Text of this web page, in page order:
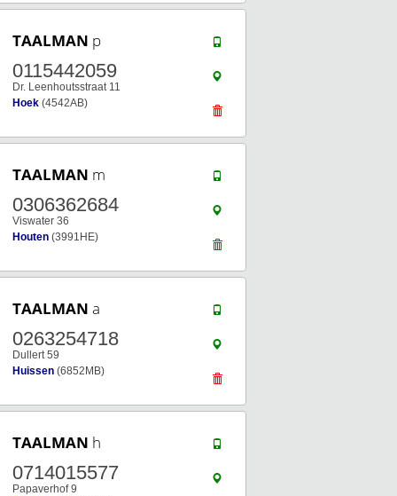
TAALMAN p
0115442059
Dr. Leenhoutsstraat 11
Hoek (4542AB)
TAALMAN m
0306362684
Viswater 36
Houten (3991HE)
TAALMAN a
0263254718
Dullert 59
Huissen (6852MB)
TAALMAN h
0714015577
Papaverhof 9